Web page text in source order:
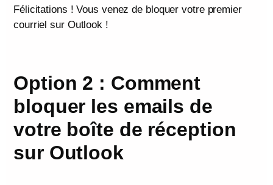
Félicitations ! Vous venez de bloquer votre premier
courriel sur Outlook !
Option 2 : Comment
bloquer les emails de
votre boîte de réception
sur Outlook